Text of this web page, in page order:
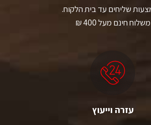
שליחים עד בית הלקוח.
משלוח חינם מעל 400 ₪
עזרה וייעוץ